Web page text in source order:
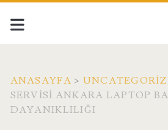
ANASAYFA >
SERVISI ANKARA LAPTOP
DAYANIKLILIĞI